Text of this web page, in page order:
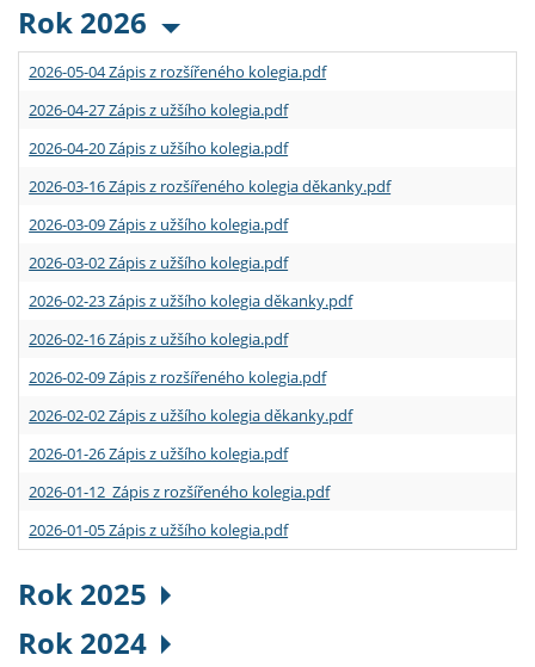
Rok 2026
2026-05-04 Zápis z rozšířeného kolegia.pdf
2026-04-27 Zápis z užšího kolegia.pdf
2026-04-20 Zápis z užšího kolegia.pdf
2026-03-16 Zápis z rozšířeného kolegia děkanky.pdf
2026-03-09 Zápis z užšího kolegia.pdf
2026-03-02 Zápis z užšího kolegia.pdf
2026-02-23 Zápis z užšího kolegia děkanky.pdf
2026-02-16 Zápis z užšího kolegia.pdf
2026-02-09 Zápis z rozšířeného kolegia.pdf
2026-02-02 Zápis z užšího kolegia děkanky.pdf
2026-01-26 Zápis z užšího kolegia.pdf
2026-01-12 Zápis z rozšířeného kolegia.pdf
2026-01-05 Zápis z užšího kolegia.pdf
Rok 2025
Rok 2024